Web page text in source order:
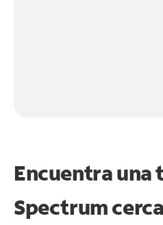
Encuentra una
Spectrum